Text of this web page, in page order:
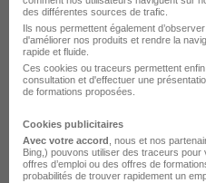
Directeur
Michael Page Intérim
Paris 8e - 75 Intérim
des différentes sources de trafic.
Ils nous permettent également
d'améliorer nos produits et rendre la
rapide et fluide.
Ces cookies ou traceurs permettent
consultation et d'effectuer une
de formations proposées.
Cookies publicitaires
Avec votre accord , nous et nos
Bing,) pouvons utiliser des traceurs
offres d’emploi ou des offres de
probabilités de trouver rapidement un